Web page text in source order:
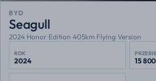
BYD
Seagull
2024 Honor Edition 405km Flying Version
ROK
2024 15